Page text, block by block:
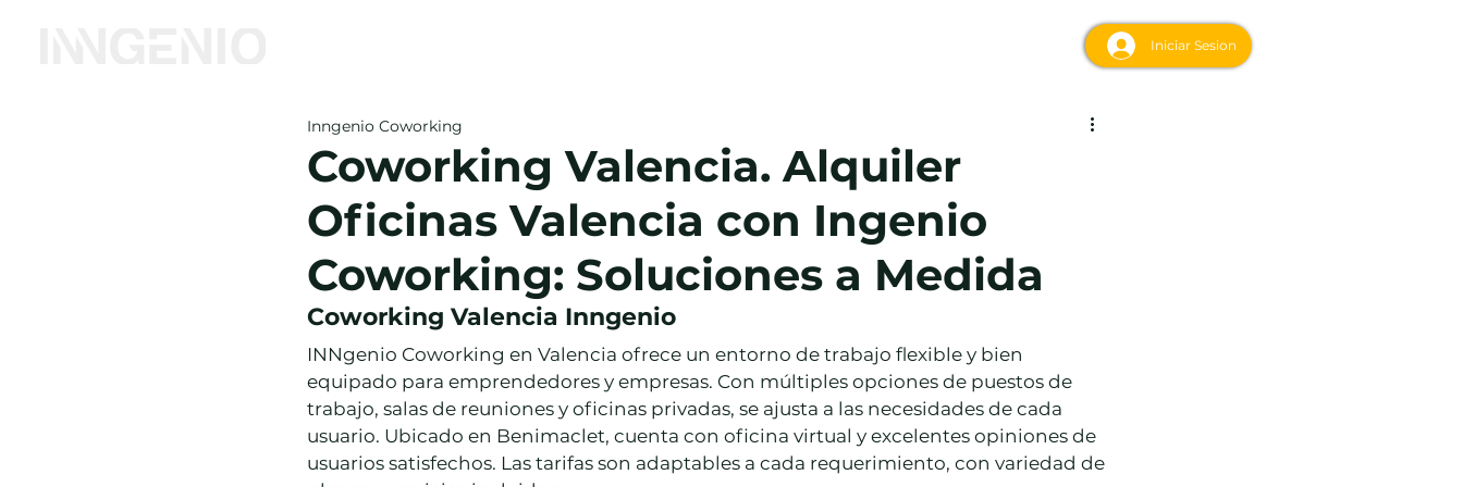
Iniciar Sesion
Coworking Valencia. Alquiler
Oficinas Valencia con Ingenio
Coworking: Soluciones a Medida
Inngenio Coworking
Coworking Valencia Inngenio
INNgenio Coworking en Valencia ofrece un entorno de trabajo flexible y bien
equipado para emprendedores y empresas. Con múltiples opciones de puestos de
trabajo, salas de reuniones y oficinas privadas, se ajusta a las necesidades de cada
usuario. Ubicado en Benimaclet, cuenta con oficina virtual y excelentes opiniones de
usuarios satisfechos. Las tarifas son adaptables a cada requerimiento, con variedad de